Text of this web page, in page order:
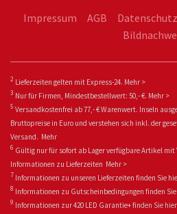
Impressum AGB Datenschutz
2 Lieferzeiten gelten mit Express-24. Mehr >
3 Nur für Firmen, Mindestbestellwert: 50,- €. Mehr >
5 Versandkostenfrei ab 77,- € Warenwert. Inseln
Bruttopreise in Euro und verstehen sich inkl. der
Versand. Mehr
6 Gültig nur für sofort ab Lager verfügbare Artikel
Informationen zu Lieferzeiten Mehr >
7 Informationen zu unseren Lieferzeiten finden Sie
8 Informationen zu Gutscheinbedingungen finden Sie
9 Informationen zur 420 LED Garantie+ finden Sie